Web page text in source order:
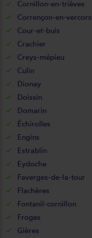
Cornillon-en-trièves
Corrençon-en-vercors
Cour-et-buis
Crachier
Creys-mépieu
Culin
Dionay
Doissin
Domarin
Échirolles
Engins
Estrablin
Eydoche
Faverges-de-la-tour
Flachères
Fontanil-cornillon
Froges
Gières